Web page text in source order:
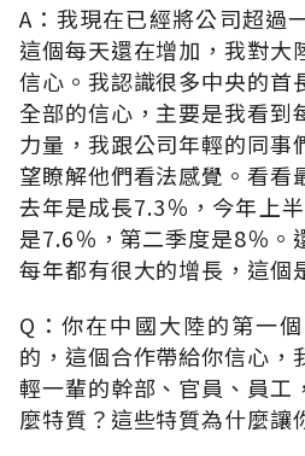
A：我現在已經將公司超過
這個每天還在增加，我對大
信心。我認識很多中央的首
全部的信心，主要是我看到
力量，我跟公司年輕的同事
望瞭解他們看法感覺。看看
去年是成長7.3％，今年上
是7.6％，第二季度是8％。
每年都有很大的增長，這個
Q：你在中國大陸的第一
的，這個合作帶給你信心，
輕一輩的幹部、官員、員工
麼特質？這些特質為什麼讓